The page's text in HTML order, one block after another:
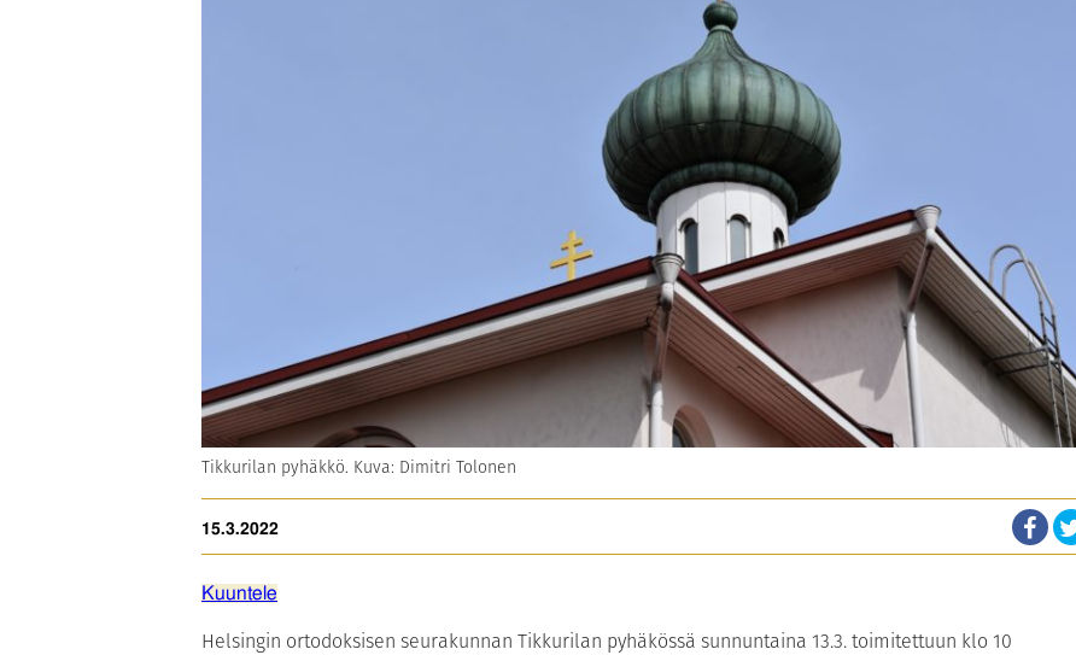
Tikkurilan pyhäkkö. Kuva: Dimitri Tolonen
15.3.2022
Kuuntele
Helsingin ortodoksisen seurakunnan Tikkurilan pyhäkössä sunnuntaina 13.3. toimitettuun klo 10